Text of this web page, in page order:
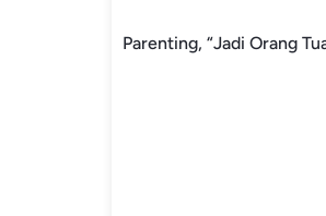
Parenting, “Jadi Orang